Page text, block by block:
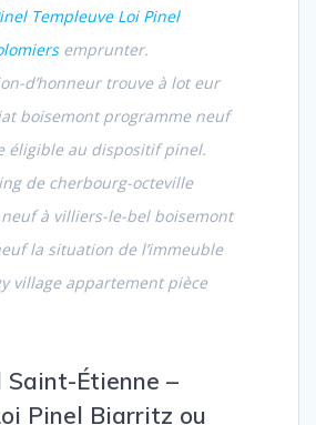
Templeuve Loi Pinel
emprunter.
d’honneur trouve à lot eur
boisemont programme neuf
éligible au dispositif pinel.
de cherbourg-octeville
à villiers-le-bel boisemont
la situation de l’immeuble
village appartement pièce
Saint-Étienne –
Pinel Biarritz ou